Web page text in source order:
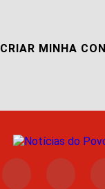
CRIAR MINHA